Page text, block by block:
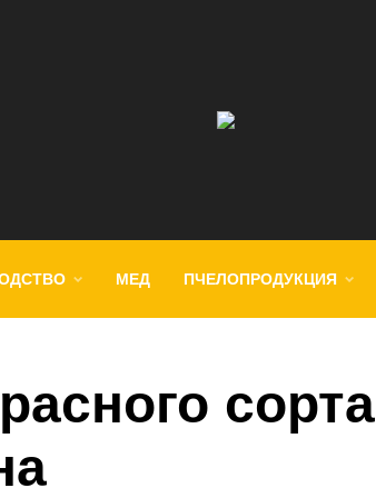
МЕД ПЧЕЛОПРОДУКЦИЯ
сорта